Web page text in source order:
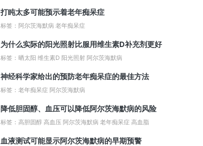
打盹太多可能预示着老年痴呆症
标签：阿尔茨海默病 老年痴呆症
为什么实际的阳光照射比服用维生素D补充剂更好
标签：晒太阳 维生素D 阳光照射 阿尔茨海默病
神经科学家给出的预防老年痴呆症的最佳方法
标签：老年痴呆症 阿尔茨海默病
降低胆固醇、血压可以降低阿尔茨海默病的风险
标签：高胆固醇 高血压 阿尔茨海默病 老年痴呆症 高血脂
血液测试可能显示阿尔茨海默病的早期预警